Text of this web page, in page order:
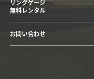
リングゲージ
無料レンタル
お問い合わせ